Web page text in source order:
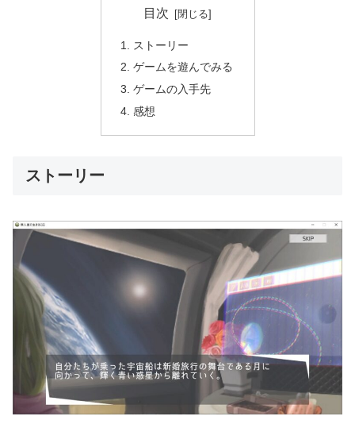
目次
ストーリー
ゲームを遊んでみる
ゲームの入手先
感想
ストーリー